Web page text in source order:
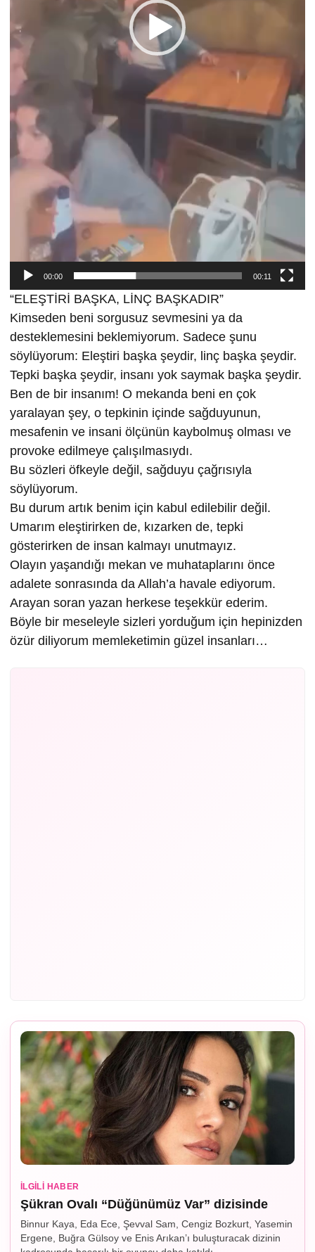
00:00 00:11
“ELEŞTİRİ BAŞKA, LİNÇ BAŞKADIR”
Kimseden beni sorgusuz sevmesini ya da
desteklemesini beklemiyorum. Sadece şunu
söylüyorum: Eleştiri başka şeydir, linç başka şeydir.
Tepki başka şeydir, insanı yok saymak başka şeydir.
Ben de bir insanım! O mekanda beni en çok
yaralayan şey, o tepkinin içinde sağduyunun,
mesafenin ve insani ölçünün kaybolmuş olması ve
provoke edilmeye çalışılmasıydı.
Bu sözleri öfkeyle değil, sağduyu çağrısıyla
söylüyorum.
Bu durum artık benim için kabul edilebilir değil.
Umarım eleştirirken de, kızarken de, tepki
gösterirken de insan kalmayı unutmayız.
Olayın yaşandığı mekan ve muhataplarını önce
adalete sonrasında da Allah’a havale ediyorum.
Arayan soran yazan herkese teşekkür ederim.
Böyle bir meseleyle sizleri yorduğum için hepinizden
özür diliyorum memleketimin güzel insanları…
İLGILI HABER
Şükran Ovalı “Düğünümüz Var” dizisinde
Binnur Kaya, Eda Ece, Şevval Sam, Cengiz Bozkurt, Yasemin
Ergene, Buğra Gülsoy ve Enis Arıkan’ı buluşturacak dizinin